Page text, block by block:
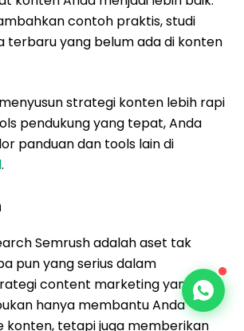
contoh praktis, studi
terbaru yang belum ada di konten
strategi konten lebih rapi
pendukung yang tepat, Anda
panduan dan tools lain di
.
Semrush adalah aset tak
pun yang serius dalam
content marketing yang
hanya membantu Anda
konten, tetapi juga memberikan